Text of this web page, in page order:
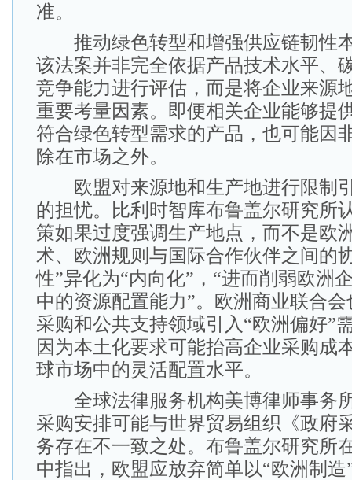
准。
推动绿色转型和增强供应链韧性
该法案并非完全依据产品技术水平、
竞争能力进行评估，而是将企业来源
重要考量因素。即便相关企业能够提
符合绿色转型需求的产品，也可能因
除在市场之外。
欧盟对来源地和生产地进行限制
的担忧。比利时智库布鲁盖尔研究所
策如果过度强调生产地点，而不是欧
术、欧洲规则与国际合作伙伴之间的
性”异化为“内向化”，“进而削弱欧洲
中的资源配置能力”。欧洲商业联合
采购和公共支持领域引入“欧洲偏好”
因为本土化要求可能抬高企业采购成
球市场中的灵活配置水平。
全球法律服务机构美博律师事务
采购安排可能与世界贸易组织《政府
务存在不一致之处。布鲁盖尔研究所
中指出，欧盟应放弃简单以“欧洲制